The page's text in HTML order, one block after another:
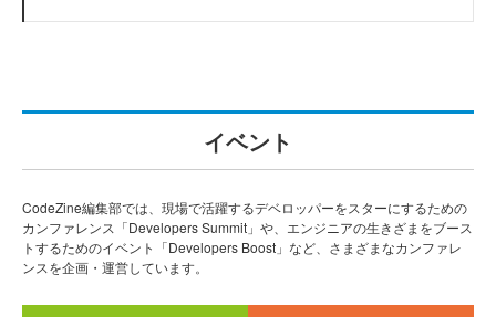
イベント
CodeZine編集部では、現場で活躍するデベロッパーをスターにするための
カンファレンス「Developers Summit」や、エンジニアの生きざまをブース
トするためのイベント「Developers Boost」など、さまざまなカンファレ
ンスを企画・運営しています。